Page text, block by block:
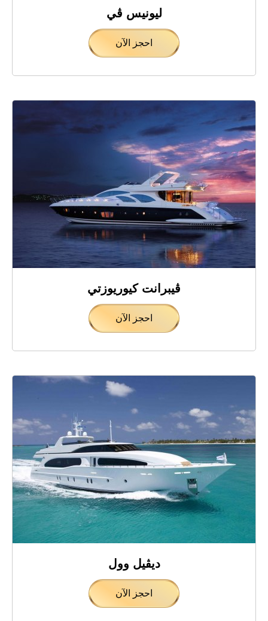
ليونيس ڤي
احجز الآن
ڤيبرانت كيوريوزتي
احجز الآن
ديڤيل وول
احجز الآن